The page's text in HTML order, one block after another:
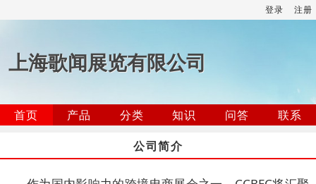
登录 注册
上海歌闻展览有限公司
首页 产品 分类 知识 问答
联系
公司简介